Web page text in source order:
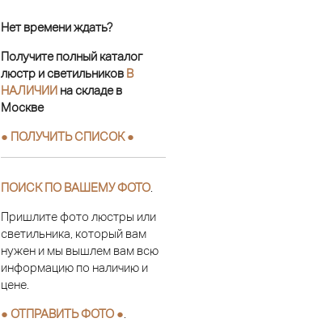
Нет времени ждать?
Получите полный каталог
люстр и светильников В
НАЛИЧИИ на складе в
Москве
● ПОЛУЧИТЬ СПИСОК ●
ПОИСК ПО ВАШЕМУ ФОТО.
Пришлите фото люстры или
светильника, который вам
нужен и мы вышлем вам всю
информацию по наличию и
цене.
● ОТПРАВИТЬ ФОТО ●.